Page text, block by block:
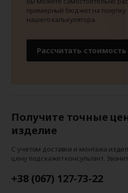
примерный бюджет на
нашего калькулятора.
Рассчитать стоимость
Получите точные
изделие
С учетом доставки и монтажа
цену подскажет консультант.
+38 (067) 127-73-22